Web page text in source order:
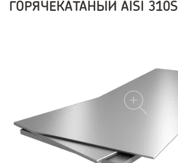
ГОРЯЧЕКАТАНЫЙ AISI 310S